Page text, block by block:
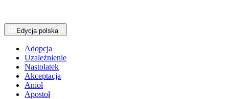
Edycja polska
Adopcja
Uzależnienie
Nastolatek
Akceptacja
Anioł
Apostoł